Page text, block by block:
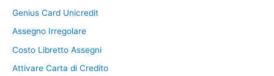
Genius Card Unicredit
Assegno Irregolare
Costo Libretto Assegni
Attivare Carta di Credito